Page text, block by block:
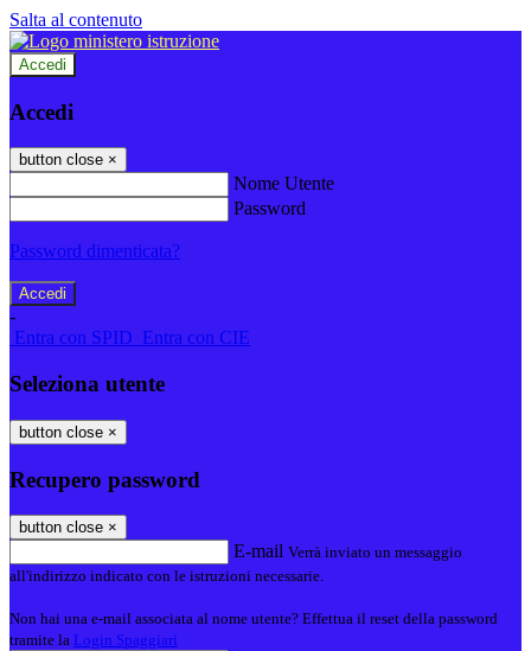
Salta al contenuto
Accedi
Accedi
button close ×
Nome Utente
Password
Password dimenticata?
-
Entra con SPID Entra con CIE
Seleziona utente
button close ×
Recupero password
button close ×
E-mail Verrà inviato un messaggio
all'indirizzo indicato con le istruzioni necessarie.
Non hai una e-mail associata al nome utente? Effettua il reset della password
tramite la Login Spaggiari